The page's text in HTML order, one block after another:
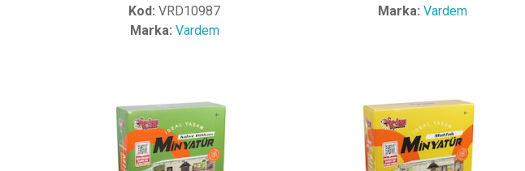
Kod: VRD10987
Marka: Vardem
Marka: Vardem